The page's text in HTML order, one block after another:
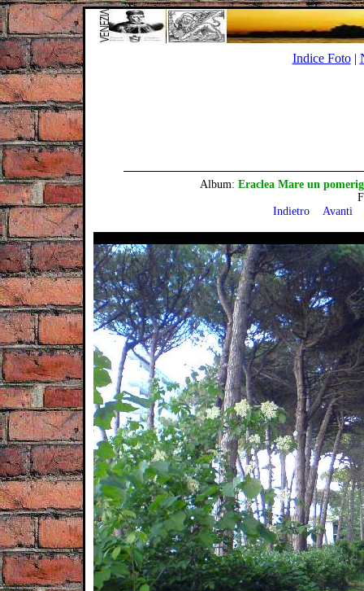
Indice Foto|
Album: Eraclea Mare un
Indietro
Avanti